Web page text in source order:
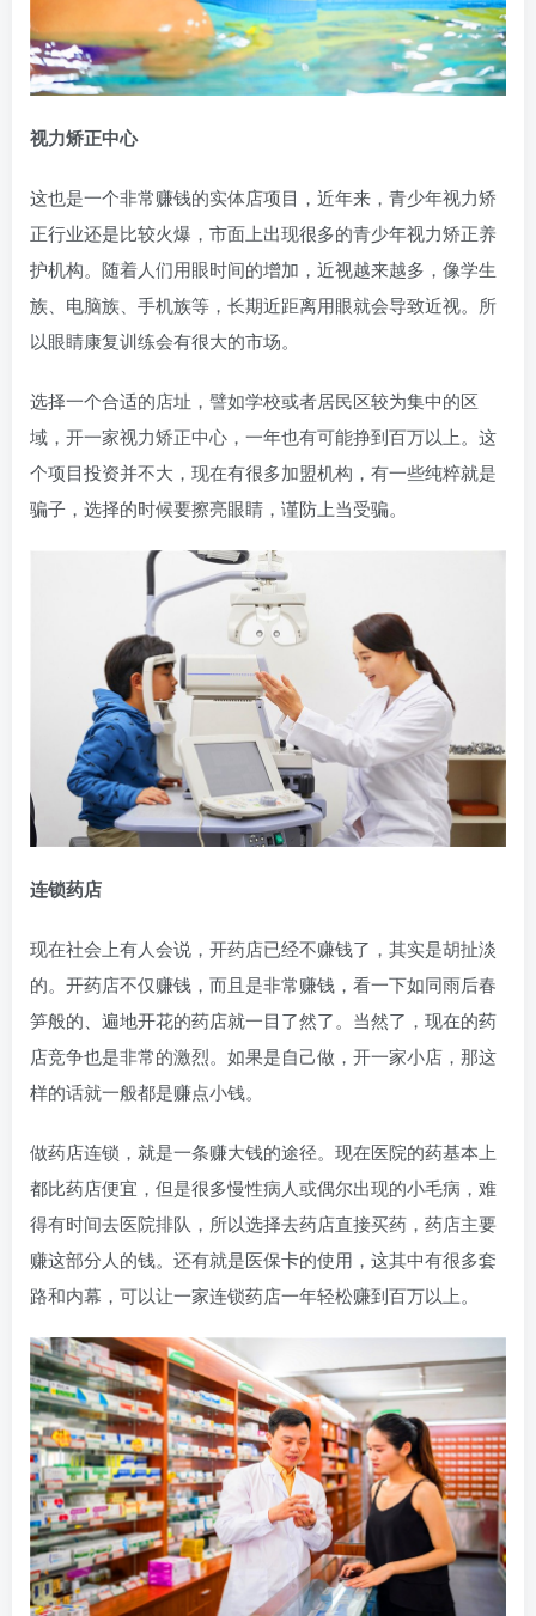
视力矫正中心
这也是一个非常赚钱的实体店项目，近年来，青少年视力矫
正行业还是比较火爆，市面上出现很多的青少年视力矫正养
护机构。随着人们用眼时间的增加，近视越来越多，像学生
族、电脑族、手机族等，长期近距离用眼就会导致近视。所
以眼睛康复训练会有很大的市场。
选择一个合适的店址，譬如学校或者居民区较为集中的区
域，开一家视力矫正中心，一年也有可能挣到百万以上。这
个项目投资并不大，现在有很多加盟机构，有一些纯粹就是
骗子，选择的时候要擦亮眼睛，谨防上当受骗。
连锁药店
现在社会上有人会说，开药店已经不赚钱了，其实是胡扯淡
的。开药店不仅赚钱，而且是非常赚钱，看一下如同雨后春
笋般的、遍地开花的药店就一目了然了。当然了，现在的药
店竞争也是非常的激烈。如果是自己做，开一家小店，那这
样的话就一般都是赚点小钱。
做药店连锁，就是一条赚大钱的途径。现在医院的药基本上
都比药店便宜，但是很多慢性病人或偶尔出现的小毛病，难
得有时间去医院排队，所以选择去药店直接买药，药店主要
赚这部分人的钱。还有就是医保卡的使用，这其中有很多套
路和内幕，可以让一家连锁药店一年轻松赚到百万以上。